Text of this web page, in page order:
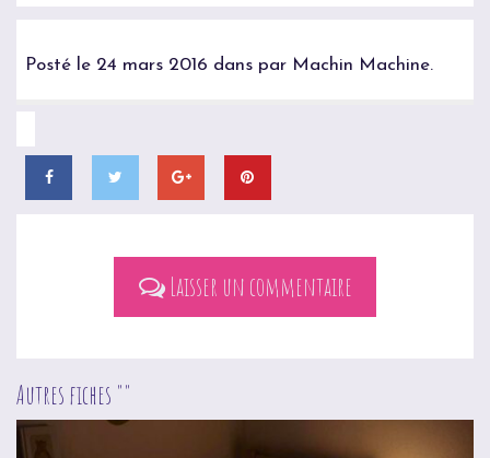
Posté le 24 mars 2016 dans par Machin Machine.
Laisser un commentaire
Autres fiches ""